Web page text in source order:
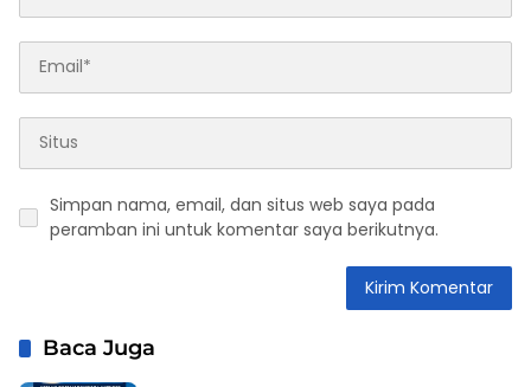
Simpan nama, email, dan situs web saya pada
peramban ini untuk komentar saya berikutnya.
Baca Juga